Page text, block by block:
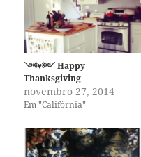
༺♥༻ Happy
Thanksgiving
novembro 27, 2014
Em "Califórnia"